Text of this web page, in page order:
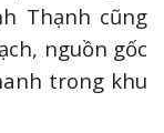
Thạnh cũng
nguồn gốc
trong khu